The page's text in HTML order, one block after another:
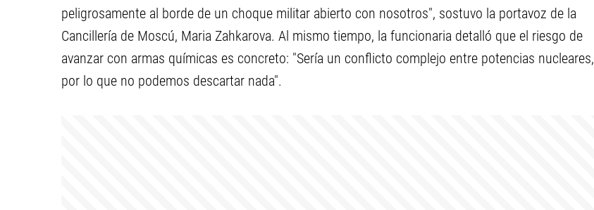
peligrosamente al borde de un choque militar abierto con nosotros", sostuvo la portavoz de la
Cancillería de Moscú, Maria Zahkarova. Al mismo tiempo, la funcionaria detalló que el riesgo de
avanzar con armas químicas es concreto: "Sería un conflicto complejo entre potencias nucleares,
por lo que no podemos descartar nada".